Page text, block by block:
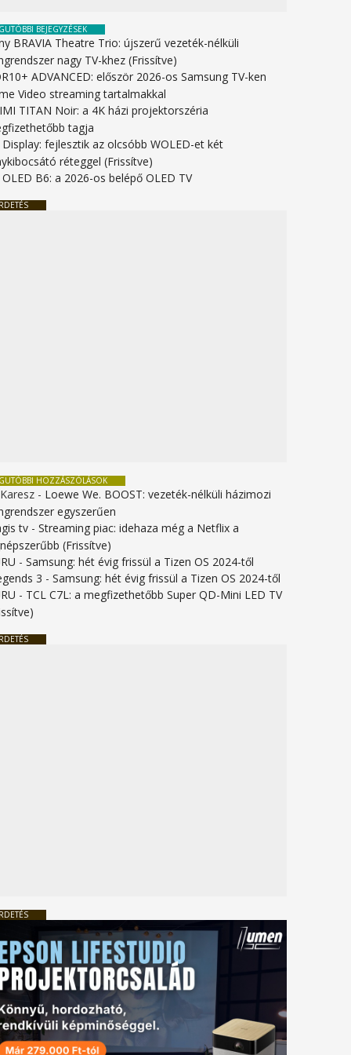
BEJEGYZÉSEK
BRAVIA Theatre Trio: újszerű vezeték-nélküli
nagy TV-khez (Frissítve)
ADVANCED: először 2026-os Samsung TV-ken
Video streaming tartalmakkal
TITAN Noir: a 4K házi projektorszéria
tagja
Display: fejlesztik az olcsóbb WOLED-et két
réteggel (Frissítve)
OLED B6: a 2026-os belépő OLED TV
HOZZÁSZÓLÁSOK
- Loewe We. BOOST: vezeték-nélküli házimozi
egyszerűen
tv -Streaming piac: idehaza még a Netflix a
(Frissítve)
-Samsung: hét évig frissül a Tizen OS 2024-től
3 -Samsung: hét évig frissül a Tizen OS 2024-től
- TCL C7L: a megfizethetőbb Super QD-Mini LED TV